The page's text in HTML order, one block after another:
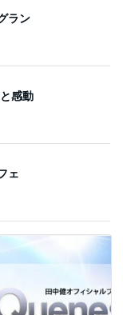
ラン
感動
ェ